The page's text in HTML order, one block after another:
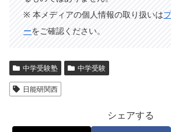
※ 本メディアの個人情報の取り扱いは
ーをご確認ください。
中学受験塾 中学受験
日能研関西
シェアする